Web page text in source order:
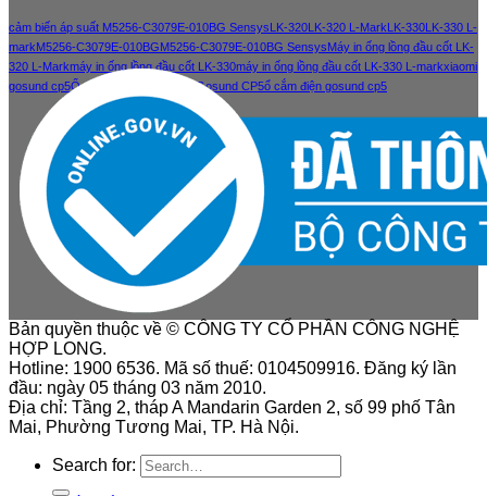
cảm biến áp suất M5256-C3079E-010BG Sensys LK-320 LK-320 L-Mark LK-330 LK-330 L-
markM5256-C3079E-010BGM5256-C3079E-010BG SensysMáy in ống lồng đầu cốt LK-
320 L-Markmáy in ống lồng đầu cốt LK-330máy in ống lồng đầu cốt LK-330 L-markxiaomi
gosund cp5Ổ cắm điện thông minh Gosund CP5ổ cắm điện gosund cp5
Bản quyền thuộc về © CÔNG TY CỔ PHẦN CÔNG NGHỆ
HỢP LONG.
Hotline: 1900 6536. Mã số thuế: 0104509916. Đăng ký lần
đầu: ngày 05 tháng 03 năm 2010.
Địa chỉ: Tầng 2, tháp A Mandarin Garden 2, số 99 phố Tân
Mai, Phường Tương Mai, TP. Hà Nội.
Search for: